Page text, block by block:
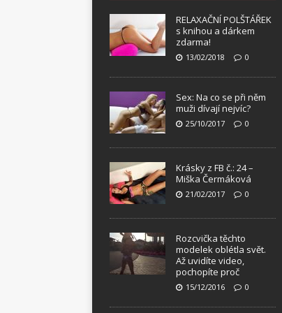
RELAXAČNÍ POLŠTÁŘEK
s knihou a dárkem
zdarma!
13/02/2018 0
Sex: Na co se při něm
muži dívají nejvíc?
25/10/2017 0
Krásky z FB č.: 24 –
Miška Čermáková
21/02/2017 0
Rozcvička těchto
modelek oblétla svět.
Až uvidíte video,
pochopíte proč
15/12/2016 0